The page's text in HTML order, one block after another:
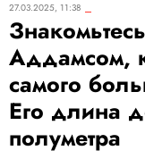
27.03.2025, 11:38
Аддамсом,
самого
Его длина
полуметра